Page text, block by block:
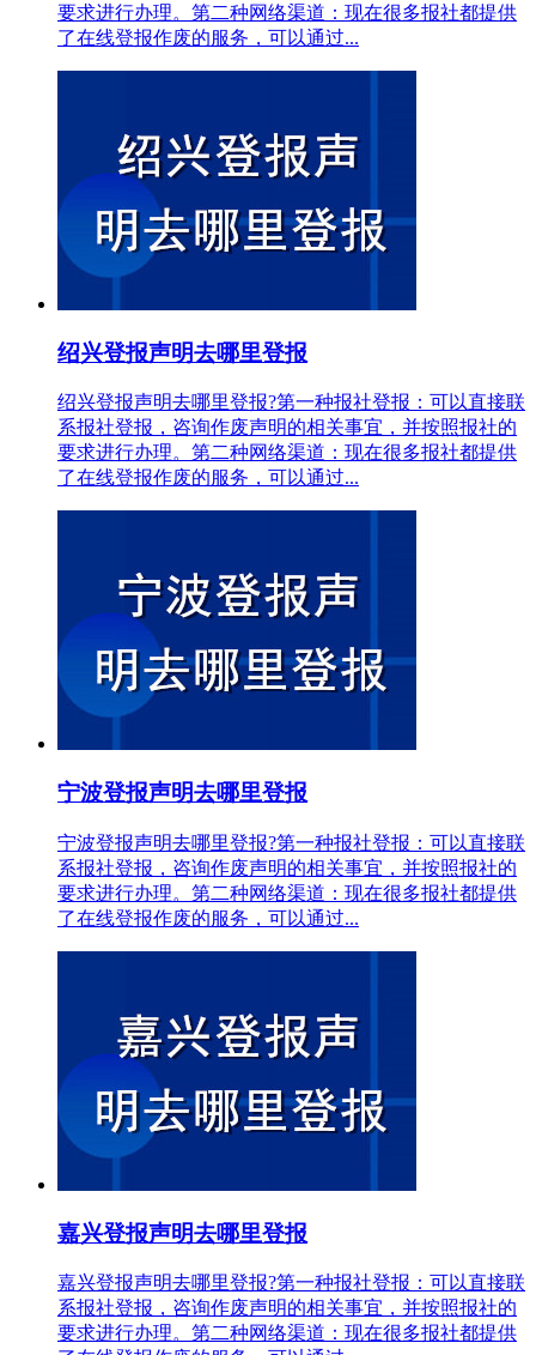
要求进行办理。第二种网络渠道：现在很多报社都提供
了在线登报作废的服务，可以通过...
绍兴登报声明去哪里登报
绍兴登报声明去哪里登报?第一种报社登报：可以直接联
系报社登报，咨询作废声明的相关事宜，并按照报社的
要求进行办理。第二种网络渠道：现在很多报社都提供
了在线登报作废的服务，可以通过...
宁波登报声明去哪里登报
宁波登报声明去哪里登报?第一种报社登报：可以直接联
系报社登报，咨询作废声明的相关事宜，并按照报社的
要求进行办理。第二种网络渠道：现在很多报社都提供
了在线登报作废的服务，可以通过...
嘉兴登报声明去哪里登报
嘉兴登报声明去哪里登报?第一种报社登报：可以直接联
系报社登报，咨询作废声明的相关事宜，并按照报社的
要求进行办理。第二种网络渠道：现在很多报社都提供